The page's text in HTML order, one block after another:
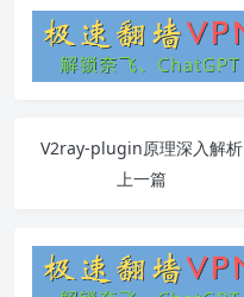
V2ray-plugin原理深入解析
上一篇